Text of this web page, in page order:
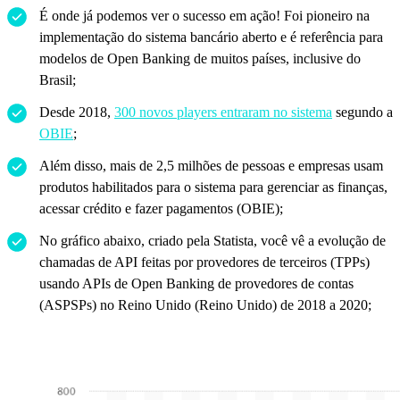
É onde já podemos ver o sucesso em ação! Foi pioneiro na
implementação do sistema bancário aberto e é referência para
modelos de Open Banking de muitos países, inclusive do
Brasil;
Desde 2018, 300 novos players entraram no sistema segundo a
OBIE;
Além disso, mais de 2,5 milhões de pessoas e empresas usam
produtos habilitados para o sistema para gerenciar as finanças,
acessar crédito e fazer pagamentos (OBIE);
No gráfico abaixo, criado pela Statista, você vê a evolução de
chamadas de API feitas por provedores de terceiros (TPPs)
usando APIs de Open Banking de provedores de contas
(ASPSPs) no Reino Unido (Reino Unido) de 2018 a 2020;